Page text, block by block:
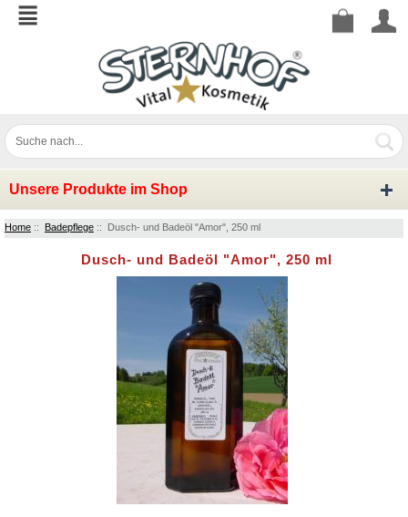
Unsere Produkte im Shop
Home :: Badepflege :: Dusch- und Badeöl "Amor", 250 ml
Dusch- und Badeöl "Amor", 250 ml